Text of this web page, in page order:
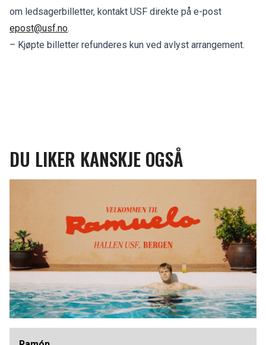
om ledsagerbilletter, kontakt USF direkte på e-post
epost@usf.no.
– Kjøpte billetter refunderes kun ved avlyst arrangement.
DU LIKER KANSKJE OGSÅ